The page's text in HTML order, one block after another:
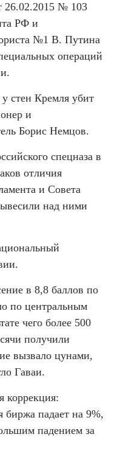
26.02.2015 № 103
РФ и
№1 В. Путина
операций
стен Кремля убит
и
Борис Немцов.
спецназа в
отличия
и Совета
над ними
в 8,8 баллов по
по центральным
чего более 500
получили
вызвало цунами,
Гаваи.
коррекция:
падает на 9%,
падением за